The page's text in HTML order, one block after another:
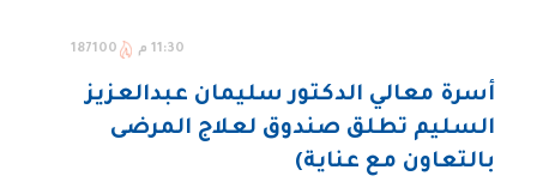
11:30 م 187100
أسرة معالي الدكتور سليمان عبدالعزيز
السليم تطلق صندوق لعلاج المرضى
بالتعاون مع عناية)